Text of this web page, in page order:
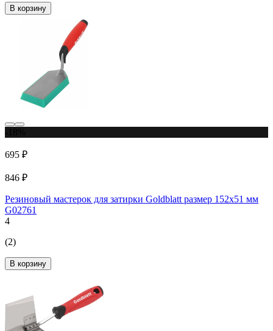
В корзину
695 ₽
846 ₽
Резиновый мастерок для затирки Goldblatt размер 152x51 мм
G02761
4
(2)
В корзину